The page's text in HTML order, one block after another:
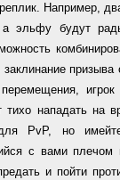
Например,
эльфу будут
призыва
игрок
тихо нападать на
PvP, но
с вами плечом
и пойти